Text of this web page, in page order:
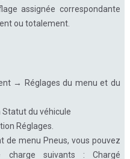
assignée correspondante
ou totalement.
→ Réglages du menu et du
du véhicule
Réglages.
de menu Pneus, vous pouvez
suivants : Chargé